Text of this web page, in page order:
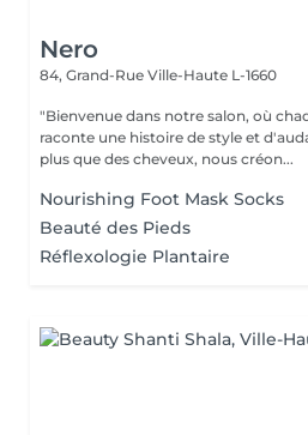
Nero
84, Grand-Rue Ville-Haute L-1660
"Bienvenue dans notre salon, où
raconte une histoire de style et
plus que des cheveux, nous créon...
Nourishing Foot Mask Socks
Beauté des Pieds
Réflexologie Plantaire